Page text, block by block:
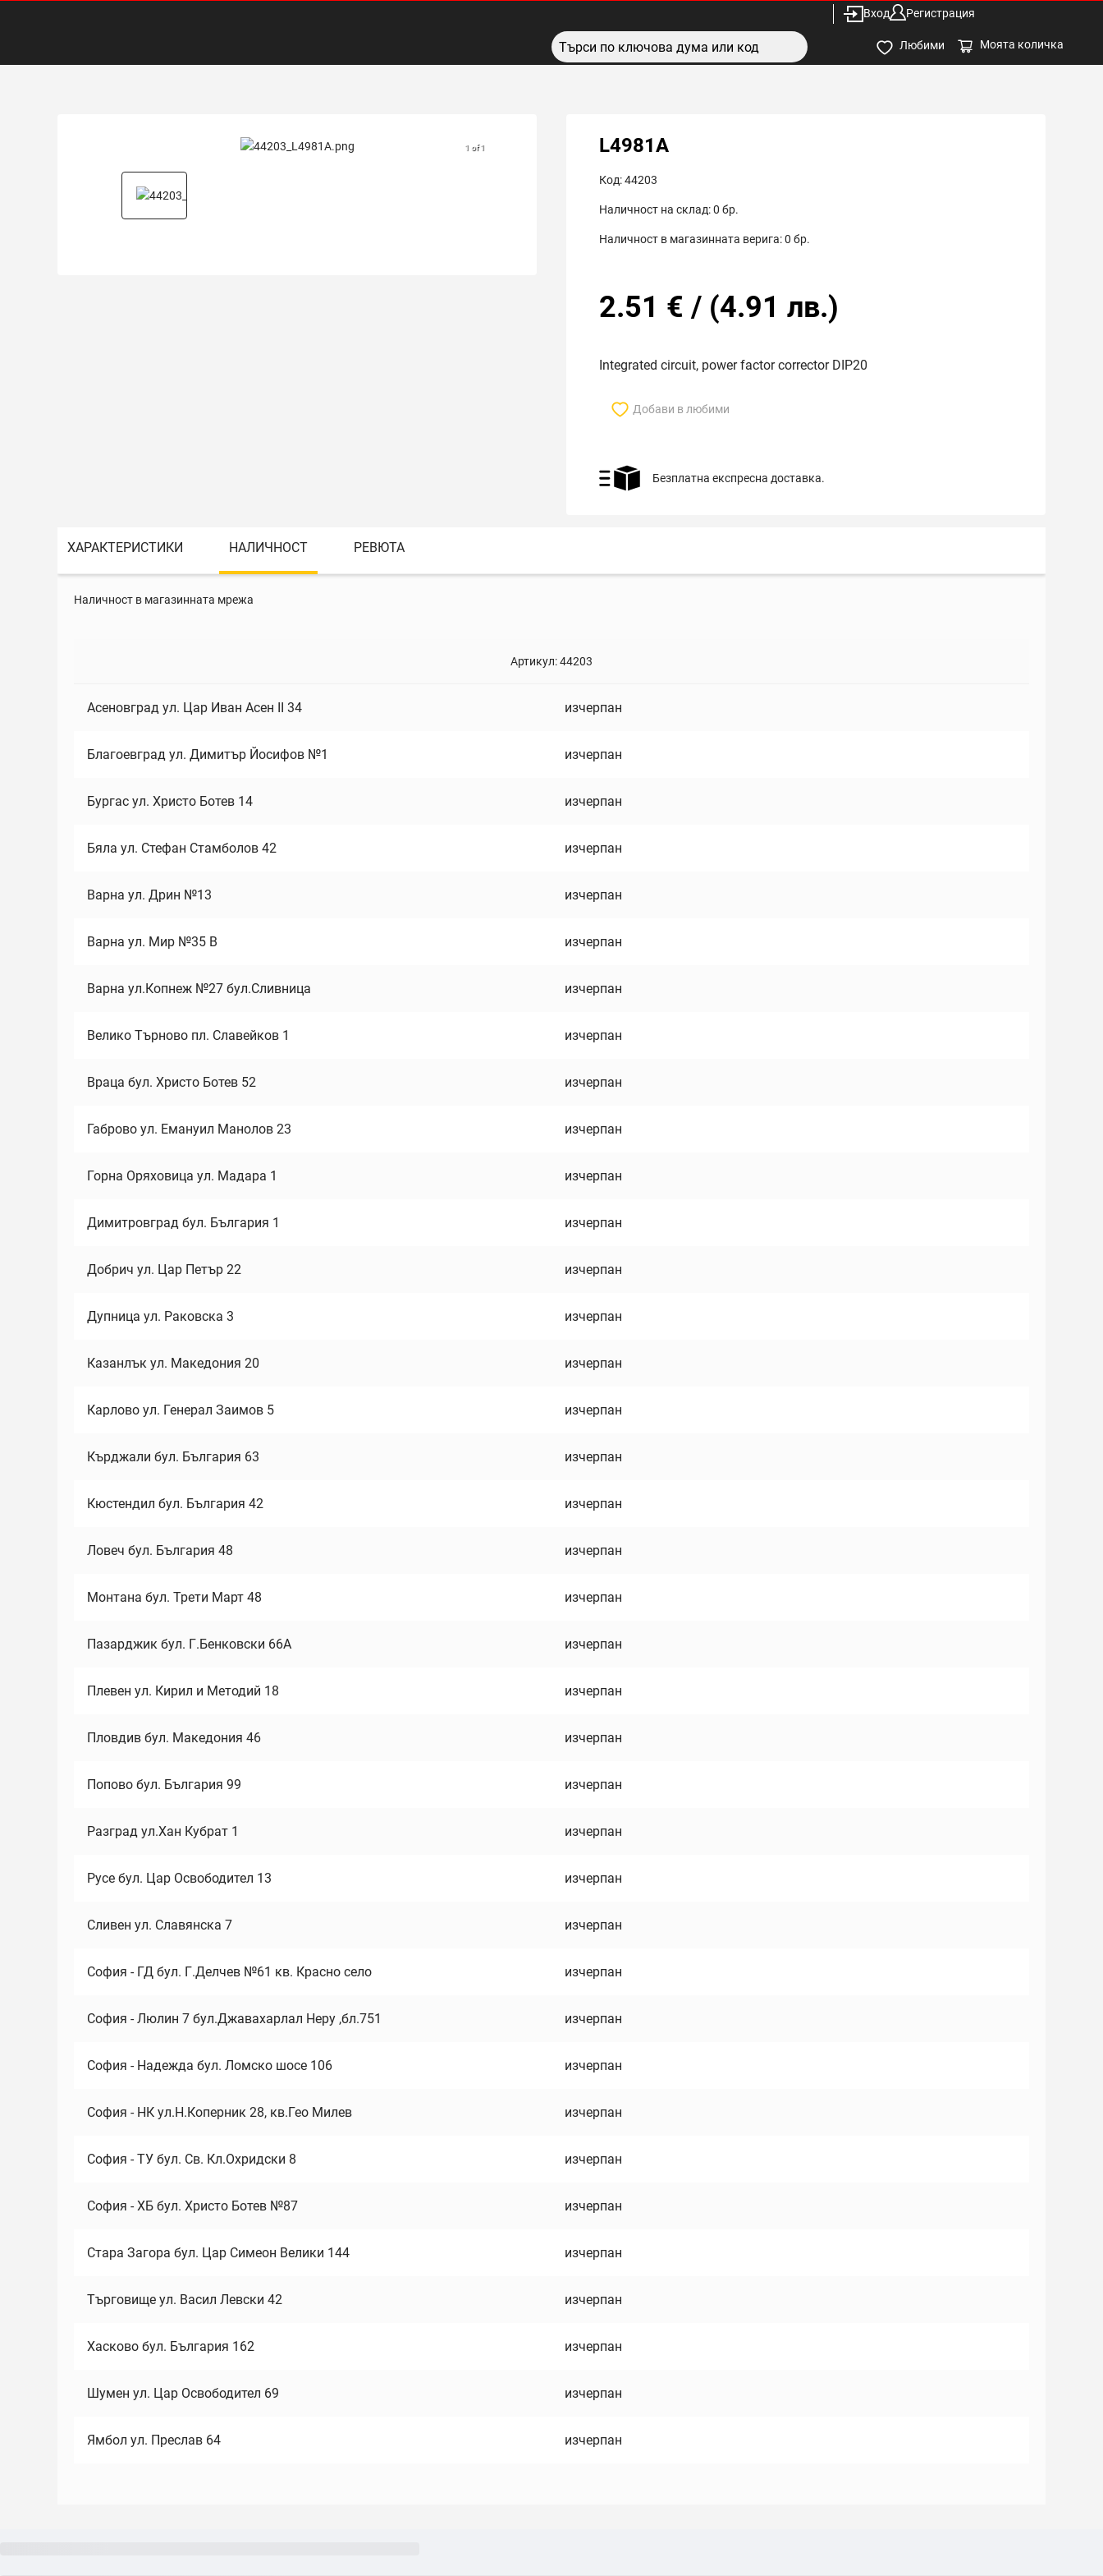
Вход Регистрация
Любими Моята количка
1 of 1 L4981A
Код:44203
Наличност на склад:0 бр.
Наличност в магазинната верига:0 бр.
2.51 € / (4.91 лв.)
Integrated circuit, power factor corrector DIP20
Добави в любими
Безплатна експресна доставка.
ХАРАКТЕРИСТИКИ НАЛИЧНОСТ РЕВЮТА
Наличност в магазинната мрежа
Артикул:44203
Асеновград ул. Цар Иван Асен II 34 изчерпан
Благоевград ул. Димитър Йосифов №1 изчерпан
Бургас ул. Христо Ботев 14 изчерпан
Бяла ул. Стефан Стамболов 42 изчерпан
Варна ул. Дрин №13 изчерпан
Варна ул. Мир №35 В изчерпан
Варна ул.Копнеж №27 бул.Сливница изчерпан
Велико Търново пл. Славейков 1 изчерпан
Враца бул. Христо Ботев 52 изчерпан
Габрово ул. Емануил Манолов 23 изчерпан
Горна Оряховица ул. Мадара 1 изчерпан
Димитровград бул. България 1 изчерпан
Добрич ул. Цар Петър 22 изчерпан
Дупница ул. Раковска 3 изчерпан
Казанлък ул. Македония 20 изчерпан
Карлово ул. Генерал Заимов 5 изчерпан
Кърджали бул. България 63 изчерпан
Кюстендил бул. България 42 изчерпан
Ловеч бул. България 48 изчерпан
Монтана бул. Трети Март 48 изчерпан
Пазарджик бул. Г.Бенковски 66А изчерпан
Плевен ул. Кирил и Методий 18 изчерпан
Пловдив бул. Македония 46 изчерпан
Попово бул. България 99 изчерпан
Разград ул.Хан Кубрат 1 изчерпан
Русе бул. Цар Освободител 13 изчерпан
Сливен ул. Славянска 7 изчерпан
София - ГД бул. Г.Делчев №61 кв. Красно село изчерпан
София - Люлин 7 бул.Джавахарлал Неру ,бл.751 изчерпан
София - Надежда бул. Ломско шосе 106 изчерпан
София - НК ул.Н.Коперник 28, кв.Гео Милев изчерпан
София - ТУ бул. Св. Кл.Охридски 8 изчерпан
София - ХБ бул. Христо Ботев №87 изчерпан
Стара Загора бул. Цар Симеон Велики 144 изчерпан
Търговище ул. Васил Левски 42 изчерпан
Хасково бул. България 162 изчерпан
Шумен ул. Цар Освободител 69 изчерпан
Ямбол ул. Преслав 64 изчерпан